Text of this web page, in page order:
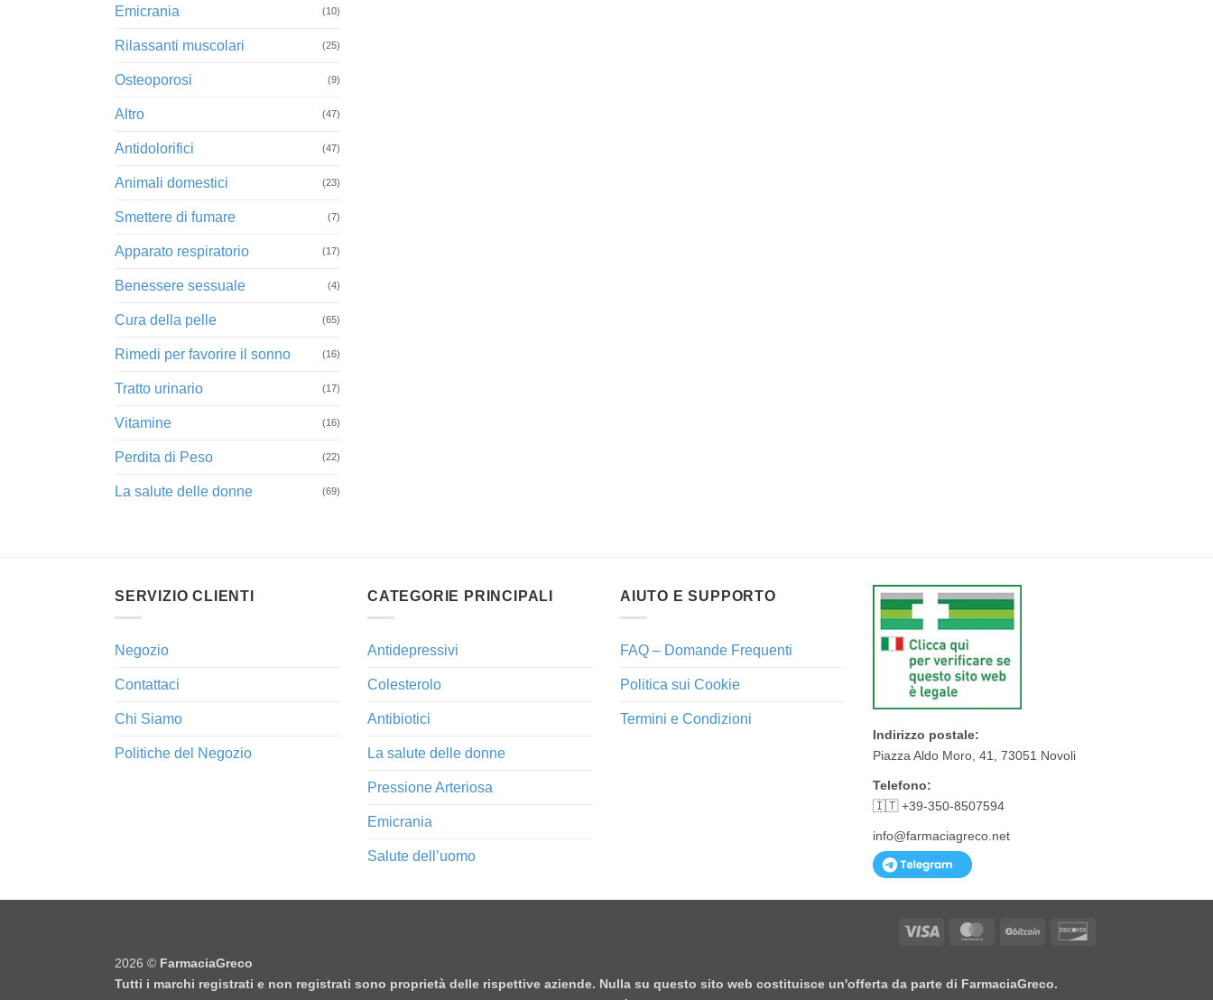
Emicrania (10)
Rilassanti muscolari (25)
Osteoporosi (9)
Altro (47)
Antidolorifici (47)
Animali domestici (23)
Smettere di fumare (7)
Apparato respiratorio (17)
Benessere sessuale (4)
Cura della pelle (65)
Rimedi per favorire il sonno (16)
Tratto urinario (17)
Vitamine (16)
Perdita di Peso (22)
La salute delle donne (69)
SERVIZIO CLIENTI
Negozio
Contattaci
Chi Siamo
Politiche del Negozio
CATEGORIE PRINCIPALI
Antidepressivi
Colesterolo
Antibiotici
La salute delle donne
Pressione Arteriosa
Emicrania
Salute dell’uomo
AIUTO E SUPPORTO
FAQ – Domande Frequenti
Politica sui Cookie
Termini e Condizioni
Indirizzo postale:
Piazza Aldo Moro, 41, 73051 Novoli
Telefono:
🇮🇹 +39-350-8507594
info@farmaciagreco.net
Visa MasterCardBitCoin
2026 © FarmaciaGreco
Tutti i marchi registrati e non registrati sono proprietà delle rispettive aziende. Nulla su questo sito web costituisce un'offerta da parte di FarmaciaGreco.